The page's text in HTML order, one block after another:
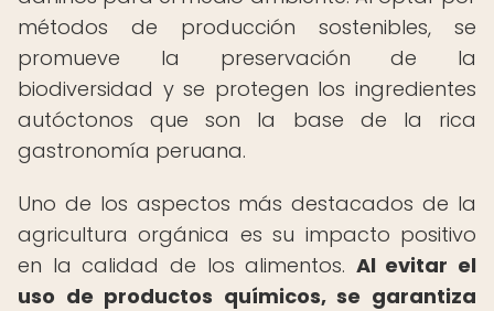
métodos de producción sostenibles, se
promueve la preservación de la
biodiversidad y se protegen los ingredientes
autóctonos que son la base de la rica
gastronomía peruana.
Uno de los aspectos más destacados de la
agricultura orgánica es su impacto positivo
en la calidad de los alimentos. Al evitar el
uso de productos químicos, se garantiza